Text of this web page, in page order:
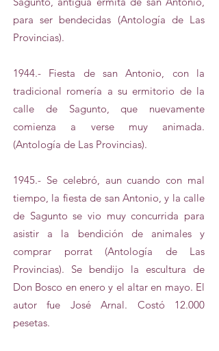
para ser bendecidas (Antología de Las
Provincias).
1944.- Fiesta de san Antonio, con la
tradicional romería a su ermitorio de la
calle de Sagunto, que nuevamente
comienza a verse muy animada.
(Antología de Las Provincias).
1945.- Se celebró, aun cuando con mal
tiempo, la fiesta de san Antonio, y la calle
de Sagunto se vio muy concurrida para
asistir a la bendición de animales y
comprar porrat (Antología de Las
Provincias). Se bendijo la escultura de
Don Bosco en enero y el altar en mayo. El
autor fue José Arnal. Costó 12.000
pesetas.